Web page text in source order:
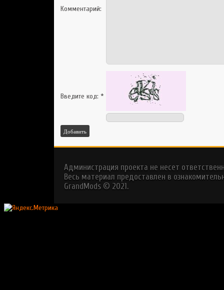
Комментарий:
Введите код: *
Добавить
Администрация проекта не несет
Весь материал предоставлен в
GrandMods © 2021.